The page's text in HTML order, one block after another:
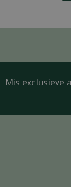
Mis exclusieve